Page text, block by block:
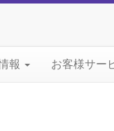
報 お客様サー